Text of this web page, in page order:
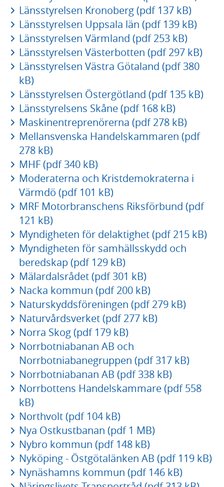
Länsstyrelsen Kronoberg (pdf 137 kB)
Länsstyrelsen Uppsala län (pdf 139 kB)
Länsstyrelsen Värmland (pdf 253 kB)
Länsstyrelsen Västerbotten (pdf 297 kB)
Länsstyrelsen Västra Götaland (pdf 380
kB)
Länsstyrelsen Östergötland (pdf 135 kB)
Länsstyrelsens Skåne (pdf 168 kB)
Maskinentreprenörerna (pdf 278 kB)
Mellansvenska Handelskammaren (pdf
278 kB)
MHF (pdf 340 kB)
Moderaterna och Kristdemokraterna i
Värmdö (pdf 101 kB)
MRF Motorbranschens Riksförbund (pdf
121 kB)
Myndigheten för delaktighet (pdf 215 kB)
Myndigheten för samhällsskydd och
beredskap (pdf 129 kB)
Mälardalsrådet (pdf 301 kB)
Nacka kommun (pdf 200 kB)
Naturskyddsföreningen (pdf 279 kB)
Naturvårdsverket (pdf 277 kB)
Norra Skog (pdf 179 kB)
Norrbotniabanan AB och
Norrbotniabanegruppen (pdf 317 kB)
Norrbotniabanan AB (pdf 338 kB)
Norrbottens Handelskammare (pdf 558
kB)
Northvolt (pdf 104 kB)
Nya Ostkustbanan (pdf 1 MB)
Nybro kommun (pdf 148 kB)
Nyköping - Östgötalänken AB (pdf 119 kB)
Nynäshamns kommun (pdf 146 kB)